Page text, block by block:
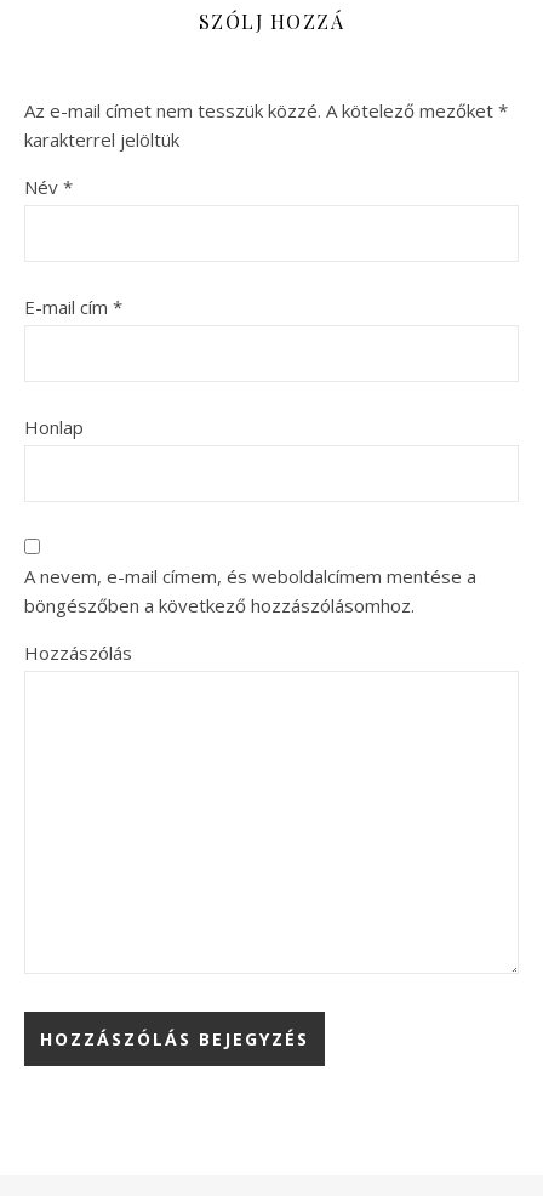
SZÓLJ HOZZÁ
Az e-mail címet nem tesszük közzé. A kötelező mezőket *
karakterrel jelöltük
Név *
E-mail cím *
Honlap
A nevem, e-mail címem, és weboldalcímem mentése a
böngészőben a következő hozzászólásomhoz.
Hozzászólás